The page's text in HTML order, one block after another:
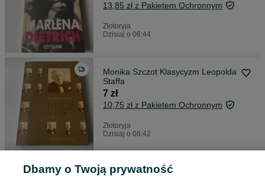
13,85 zł z Pakietem Ochronnym
Złotoryja
Dzisiaj o 06:44
Monika Szczot Klasycyzm Leopolda
Staffa
7 zł
10,75 zł z Pakietem Ochronnym
Złotoryja
Dzisiaj o 06:42
Kto odkrył Amerykę ? Zdzisław
Dbamy o Twoją prywatność